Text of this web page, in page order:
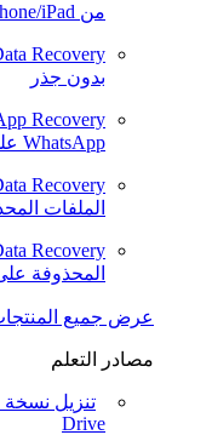
من iPhone/iPad
Recovery
بدون جذر
Recovery
WhatsApp على Android/iPhone
Recovery
الملفات
Recovery
المحذوفة
عرض جميع
مصادر التعلم
Drive